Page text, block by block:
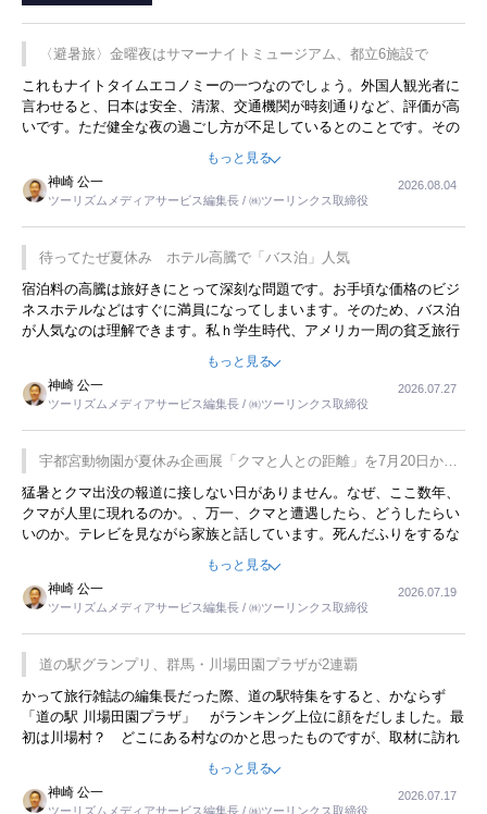
〈避暑旅〉金曜夜はサマーナイトミュージアム、都立6施設で
これもナイトタイムエコノミーの一つなのでしょう。外国人観光者に
言わせると、日本は安全、清潔、交通機関が時刻通りなど、評価が高
いです。ただ健全な夜の過ごし方が不足しているとのことです。その
ような意味で、金曜夜にこのようなイベントが行われれば、日本人に
限らず外国人にとっても楽しみが増えるでしょうね。
もっと見る
神崎 公一
ツーリズムメディアサービス編集長 / ㈱ツーリンクス取締役
2026.08.04
待ってたぜ夏休み ホテル高騰で「バス泊」人気
宿泊料の高騰は旅好きにとって深刻な問題です。お手頃な価格のビジ
ネスホテルなどはすぐに満員になってしまいます。そのため、バス泊
が人気なのは理解できます。私ｈ学生時代、アメリカ一周の貧乏旅行
をした時は、移動はグレイハウンドバスでした。夕方から夜の便を利
用してホテル代を浮かせていました。ただし、若いからできたことで
す。若い人が夜行バスで京都に行った、青森に行ったと聞くと、疲れ
が残らないのかなと思ってしまいます。
もっと見る
神崎 公一
ツーリズムメディアサービス編集長 / ㈱ツーリンクス取締役
2026.07.27
宇都宮動物園が夏休み企画展「クマと人との距離」を7月20日から
開催
猛暑とクマ出没の報道に接しない日がありません。なぜ、ここ数年、
クマが人里に現れるのか。、万一、クマと遭遇したら、どうしたらい
いのか。テレビを見ながら家族と話しています。死んだふりをするな
んてことは、冗談でもいえません。そんな中で、この企画展はタイム
もっと見る
神崎 公一
ツーリズムメディアサービス編集長 / ㈱ツーリンクス取締役
2026.07.19
道の駅グランプリ、群馬・川場田園プラザが2連覇
かって旅行雑誌の編集長だった際、道の駅特集をすると、かならず
「道の駅 川場田園プラザ」 がランキング上位に顔をだしました。最
初は川場村？ どこにある村なのかと思ったものですが、取材に訪れ
永井 彰一社長にインタビューしたら、興味深い話が次々が飛び出しま
した。プレゼンも巧みで、今でも思い出すことが２つあります。一つ
は、従業員に東京ディズニーランドを見学させ、サービス業、接客業
もっと見る
神崎 公一
ツーリズムメディアサービス編集長 / ㈱ツーリンクス取締役
2026.07.17